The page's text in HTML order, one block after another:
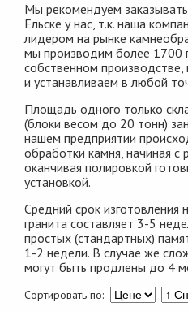
Мы рекомендуем
Ельске у нас, т.к. наша
лидером на рынке
мы производим более 1700
собственном
и устанавливаем в любой
Площадь одного только
(блоки весом до 20 тонн)
нашем предприятии
обработки камня, начиная с
оканчивая полировкой
установкой.
Средний срок изготовления
гранита составляет 3-5
простых (стандартных)
1-2 недели. В случае же
могут быть продлены до 4
Сортировать по: